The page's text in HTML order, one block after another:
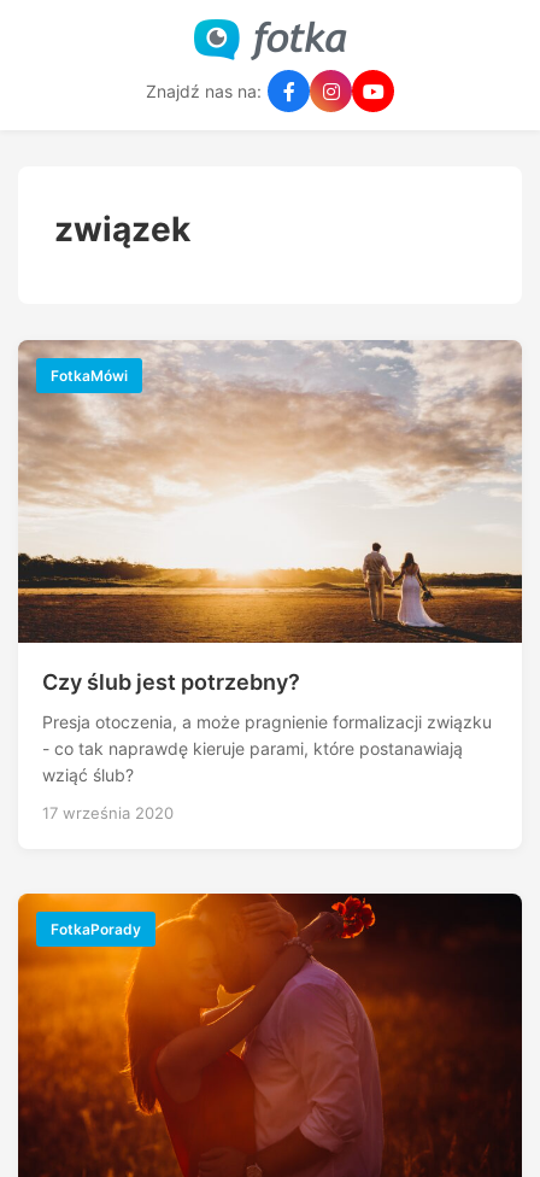
Znajdź nas na:
związek
FotkaMówi
Czy ślub jest potrzebny?
Presja otoczenia, a może pragnienie formalizacji związku
- co tak naprawdę kieruje parami, które postanawiają
wziąć ślub?
17 września 2020
FotkaPorady